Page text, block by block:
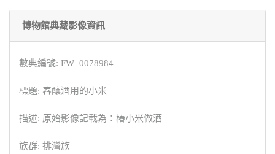
博物館典藏影像資訊
數典編號: FW_0078984
標題: 舂釀酒用的小米
描述: 原始影像記載為：樁小米做酒
族群: 排灣族